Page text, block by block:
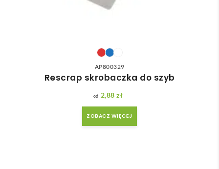
AP800329
Rescrap skrobaczka do szyb
2,88 zł
ZOBACZ WIĘCEJ